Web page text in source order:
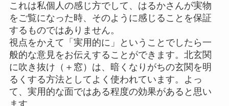
これは私個人の感じ方でして、はるかさんが実物
をご覧になった時、そのように感じることを保証
するものではありません。
視点をかえて「実用的に」ということでしたら一
般的な意見をお伝えすることができます。北玄関
に吹き抜け（＋窓）は、暗くなりがちの玄関を明
るくする方法としてよく使われています。よっ
て、実用的な面ではある程度の効果があると思い
ます。